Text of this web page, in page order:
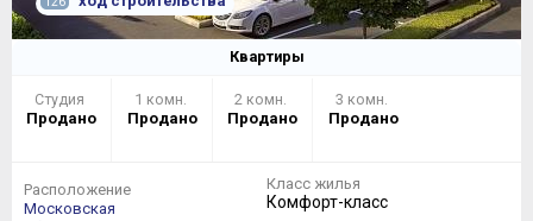
Квартиры
Студия
Продано
1 комн.
Продано
2 комн.
Продано
3 комн.
Продано
Расположение
Московская
Класс жилья
Комфорт-класс